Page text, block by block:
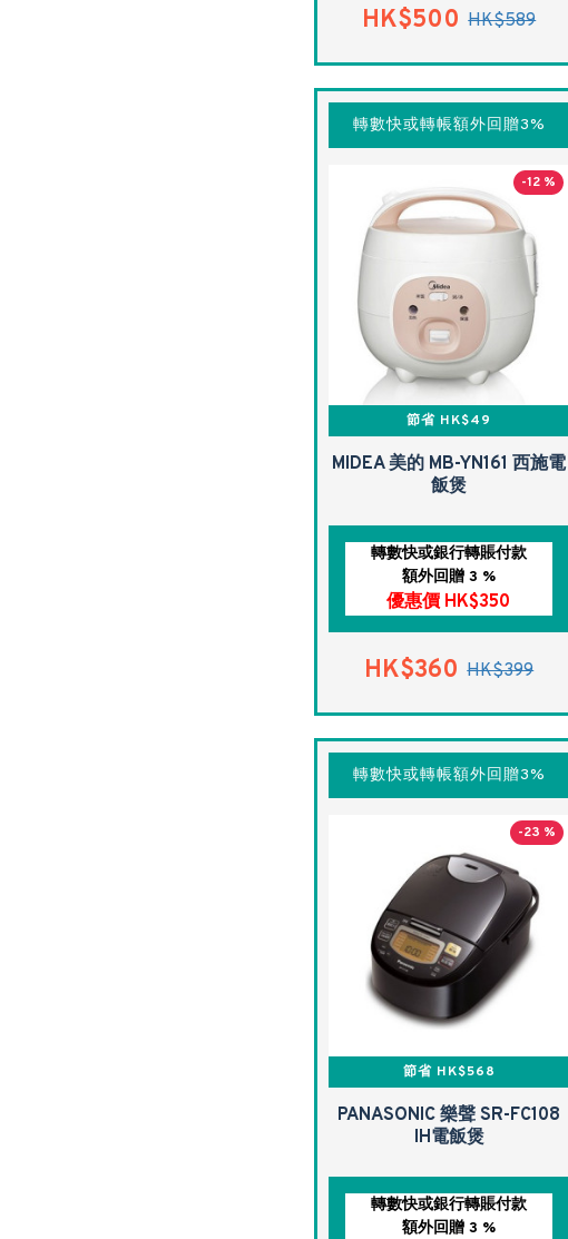
HK$500 HK$589
轉數快或轉帳額外回贈3%
-12 %
節省 HK$49
MIDEA 美的 MB-YN161 西施電
飯煲
轉數快或銀行轉賬付款
額外回贈 3 %
優惠價 HK$350
HK$360 HK$399
轉數快或轉帳額外回贈3%
-23 %
節省 HK$568
PANASONIC 樂聲 SR-FC108
IH電飯煲
轉數快或銀行轉賬付款
額外回贈 3 %